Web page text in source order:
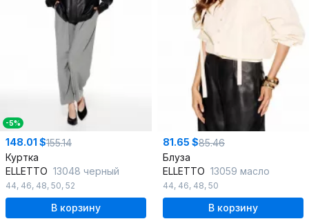
-5%
148.01 $155.14
Куртка
ELLETTO 13048 черный
44, 46, 48, 50, 52
В корзину
81.65 $85.46
Блуза
ELLETTO 13059 масло
44, 46, 48, 50
В корзину